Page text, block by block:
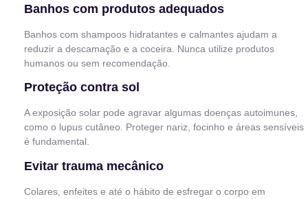
Banhos com produtos adequados
Banhos com shampoos hidratantes e calmantes ajudam a
reduzir a descamação e a coceira. Nunca utilize produtos
humanos ou sem recomendação.
Proteção contra sol
A exposição solar pode agravar algumas doenças autoimunes,
como o lupus cutâneo. Proteger nariz, focinho e áreas sensíveis
é fundamental.
Evitar trauma mecânico
Colares, enfeites e até o hábito de esfregar o corpo em